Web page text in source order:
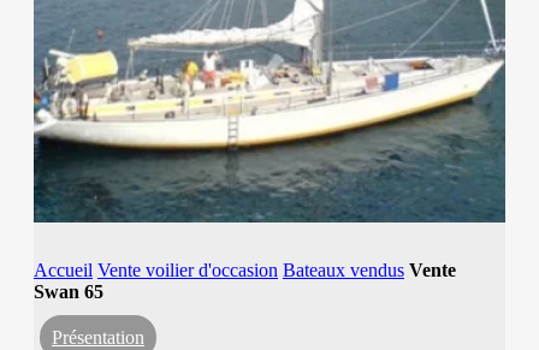
Accueil Vente voilier d'occasion Bateaux vendus Vente
Swan 65
Présentation